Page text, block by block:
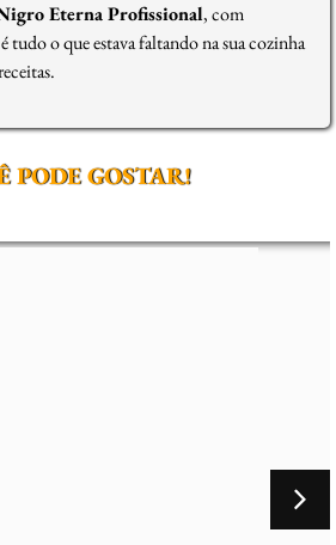
Eterna Profissional, com
tudo o que estava faltando na sua cozinha
PODE GOSTAR!